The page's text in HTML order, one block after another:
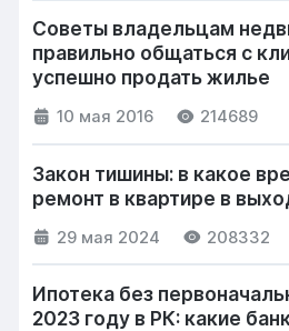
Советы владельцам
правильно общаться с
успешно продать жилье
10 мая 2016 214689
Закон тишины: в какое
ремонт в квартире в
29 мая 2024 208332
Ипотека без
2023 году в РК: какие